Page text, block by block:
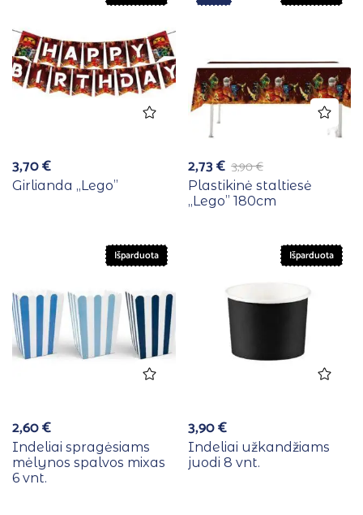
3,70€
Girlianda ,,Lego”
3,90€
2,73€
Plastikinė staltiesė
,,Lego” 180cm
Išparduota
2,60€
Indeliai spragėsiams
mėlynos spalvos mixas
6 vnt.
Išparduota
3,90€
Indeliai užkandžiams
juodi 8 vnt.